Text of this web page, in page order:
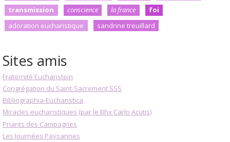
transmission
conscience la france
foi
adoration eucharistique
sandrine treuillard
Sites amis
Fraternité Eucharistein
Congrégation du Saint-Sacrement SSS
Bibliographia-Eucharistica
Miracles eucharistiques (par le Bhx Carlo Acutis)
Priants des Campagnes
Les Journées Paysannes